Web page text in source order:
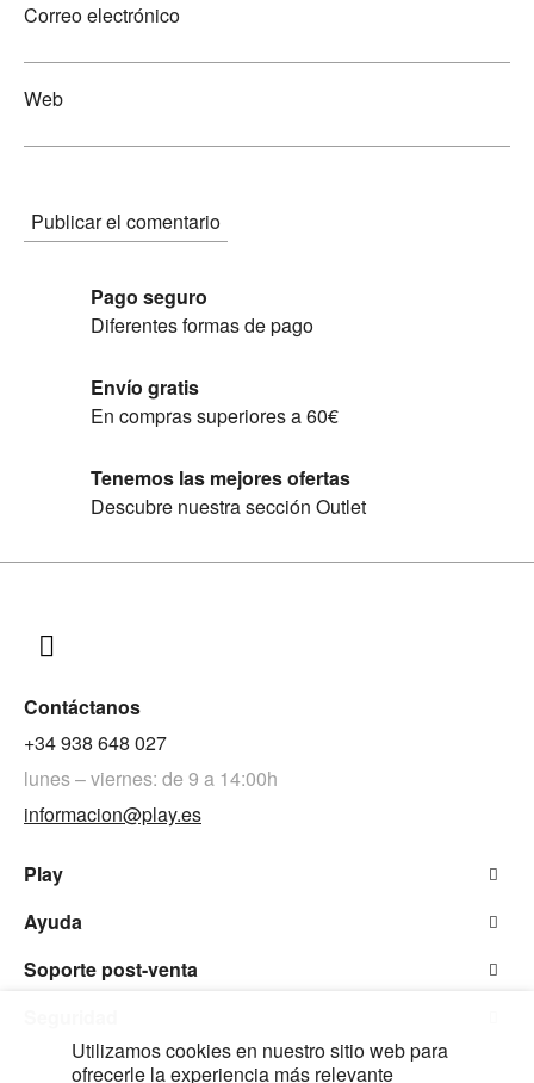
Correo electrónico
Web
Pago seguro
Diferentes formas de pago
Envío gratis
En compras superiores a 60€
Tenemos las mejores ofertas
Descubre nuestra sección Outlet
Contáctanos
+34 938 648 027
lunes – viernes: de 9 a 14:00h
informacion@play.es
Play
Ayuda
Soporte post-venta
Utilizamos cookies en nuestro sitio web para
ofrecerle la experiencia más relevante